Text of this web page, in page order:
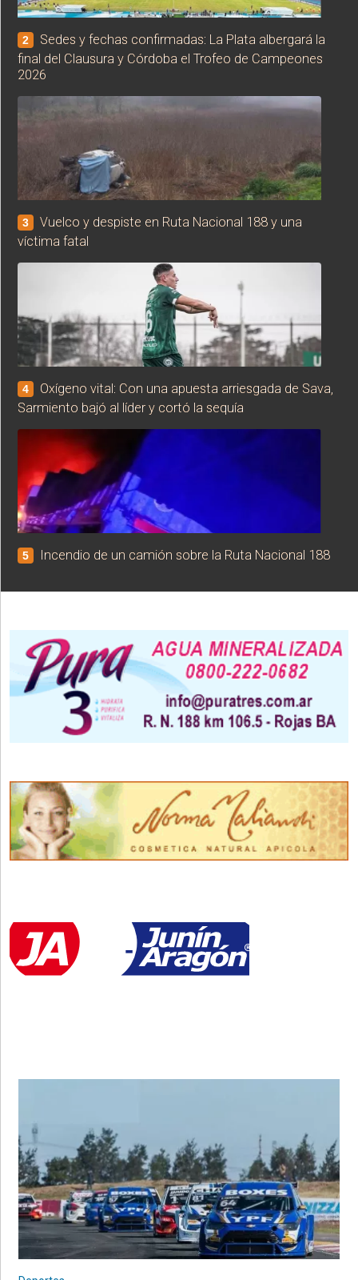
2
Sedes y fechas confirmadas: La Plata albergará la
final del Clausura y Córdoba el Trofeo de Campeones
2026
3
Vuelco y despiste en Ruta Nacional 188 y una
víctima fatal
4
Oxígeno vital: Con una apuesta arriesgada de Sava,
Sarmiento bajó al líder y cortó la sequía
5 Incendio de un camión sobre la Ruta Nacional 188